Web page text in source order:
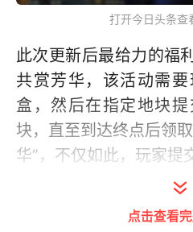
打开今日头条查
此次更新后最给力的
共赏芳华，该活动需
盒，然后在指定地块
块，直至到达终点后领
华”，不仅如此，玩家提
芳华币，可在兑换商店
耀积分，可以看到皮肤
点击查看